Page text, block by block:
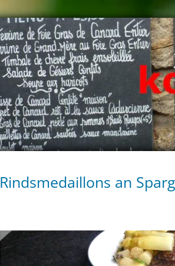
Rindsmedaillons an